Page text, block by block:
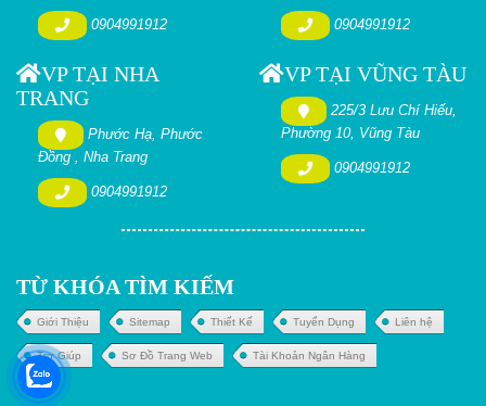
0904991912 0904991912
VP TẠI NHA
TRANG
Phước Hạ, Phước
Đồng , Nha Trang
0904991912
VP TẠI VŨNG TÀU
225/3 Lưu Chí Hiếu,
Phường 10, Vũng Tàu
0904991912
TỪ KHÓA TÌM KIẾM
Giới Thiệu Sitemap Thiết Kế Tuyển Dụng Liên hệ
Trợ Giúp Sơ Đồ Trang Web Tài Khoản Ngân Hàng